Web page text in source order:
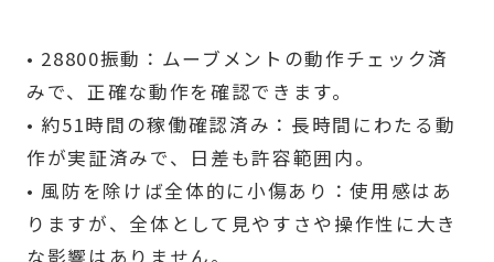
• 28800振動：ムーブメントの動作チェック済
みで、正確な動作を確認できます。
• 約51時間の稼働確認済み：長時間にわたる動
作が実証済みで、日差も許容範囲内。
• 風防を除けば全体的に小傷あり：使用感はあ
りますが、全体として見やすさや操作性に大き
な影響はありません。